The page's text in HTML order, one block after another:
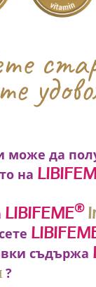
може да
на
наLIBIFEME
LIBIFEME®
употреба.
съдържа
?